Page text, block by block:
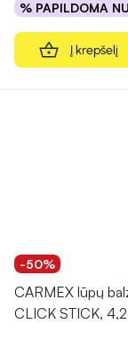
% PAPILDOMA
Į krepšelį
-50%
CARMEX lūpų
CLICK STICK,